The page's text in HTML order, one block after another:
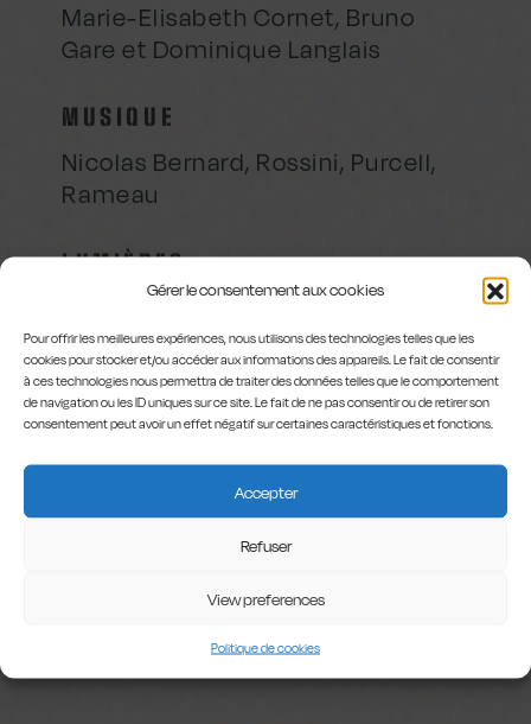
Gérer le consentement aux cookies
Pour offrir les meilleures expériences, nous utilisons des technologies telles que les
cookies pour stocker et/ou accéder aux informations des appareils. Le fait de consentir
à ces technologies nous permettra de traiter des données telles que le comportement
de navigation ou les ID uniques sur ce site. Le fait de ne pas consentir ou de retirer son
consentement peut avoir un effet négatif sur certaines caractéristiques et fonctions.
Accepter
Refuser
View preferences
Politique de cookies
Marie-Elisabeth Cornet, Bruno
Gare et Dominique Langlais
MUSIQUE
Nicolas Bernard, Rossini, Purcell,
Rameau
LUMIÈRES
PHOTO
©Olivier Ouadah
De et avec Marie-
Elisabeth Cornet,
scène Jos Houben